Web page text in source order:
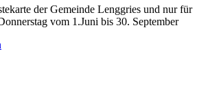
der Gemeinde Lenggries und nur für
vom 1.Juni bis 30. September